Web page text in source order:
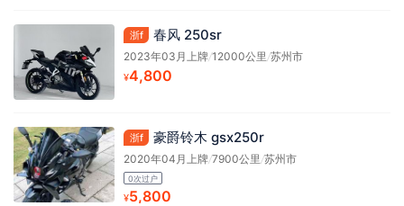
浙f 春风 250sr
2023年03月上牌/12000公里 /苏州市
¥4,800
浙f 豪爵铃木 gsx250r
2020年04月上牌/7900公里 /苏州市
0次过户
¥5,800